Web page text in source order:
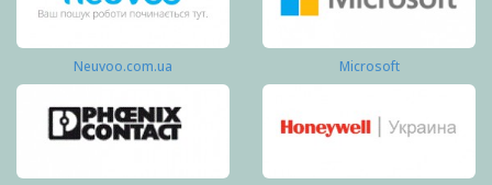
Neuvoo.com.ua Microsoft